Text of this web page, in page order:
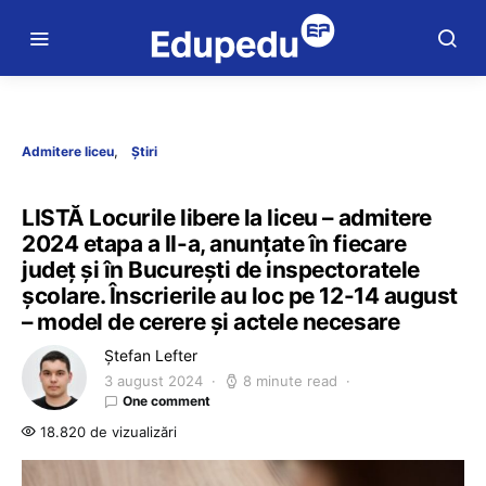
Admitere liceu Știri
LISTĂ Locurile libere la liceu – admitere
2024 etapa a II-a, anunțate în fiecare
județ și în București de inspectoratele
școlare. Înscrierile au loc pe 12-14 august
– model de cerere și actele necesare
Ștefan Lefter
3 august 2024 8 minute read
One comment
18.820 de vizualizări